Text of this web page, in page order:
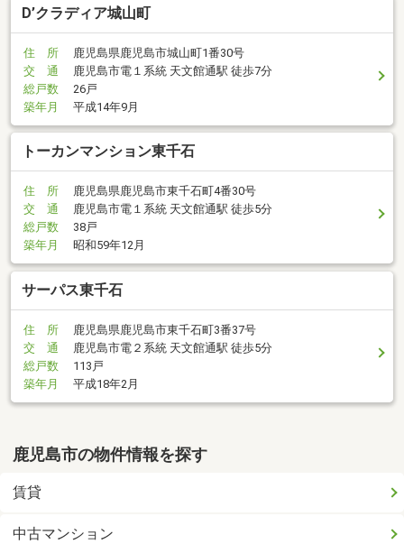
D’クラディア城山町
住 所
鹿児島県鹿児島市城山町1番30号
交 通
鹿児島市電１系統 天文館通駅 徒歩7分
総戸数
26戸
築年月
平成14年9月
トーカンマンション東千石
住 所
鹿児島県鹿児島市東千石町4番30号
交 通
鹿児島市電１系統 天文館通駅 徒歩5分
総戸数
38戸
築年月
昭和59年12月
サーパス東千石
住 所
鹿児島県鹿児島市東千石町3番37号
交 通
鹿児島市電２系統 天文館通駅 徒歩5分
総戸数
113戸
築年月
平成18年2月
鹿児島市の物件情報を探す
賃貸
中古マンション